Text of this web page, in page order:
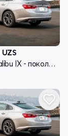
UZS
Chevrolet Malibu IX - поколение рестайлинг